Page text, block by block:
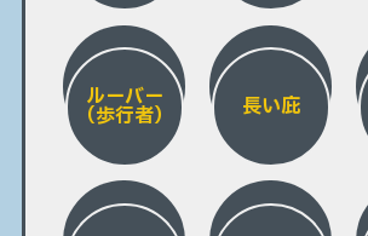
ルーバー
（歩行者） 長い庇